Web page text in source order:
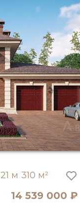
м 310 м²
14 539 000 ₽